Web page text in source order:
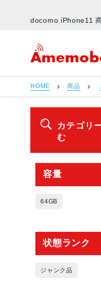
docomo iPhone11
アメモバマーケッ
HOME 商品
カテゴリ
む
容量
64GB
状態ランク
ジャンク品